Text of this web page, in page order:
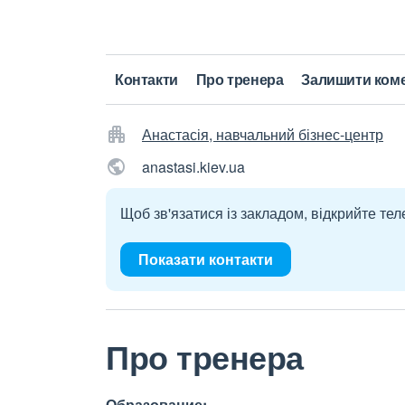
Контакти Про тренера Залишити
Анастасія, навчальний бізнес-центр
anastasi.kiev.ua
Щоб зв'язатися із закладом, відкрийте
Показати контакти
Про тренера